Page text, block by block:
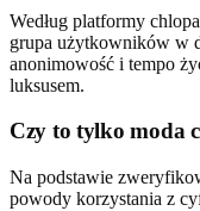
Według platformy
grupa użytkowników w
anonimowość i tempo
luksusem.
Czy to tylko moda
Na podstawie
powody korzystania z